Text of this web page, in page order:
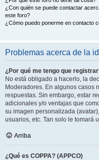
¿Con quién se puede contactar
este foro?
¿Cómo puedo ponerme en contacto
Problemas acerca de la
¿Por qué me tengo que
No está obligado a hacerlo, la
Moderadores. En algunos casos
respuestas. Sin embargo, estar
adicionales y/o ventajas que
su imagen personalizada
usuarios, etc. Tan solo le tomará
Arriba
¿Qué es COPPA? (APPCO)